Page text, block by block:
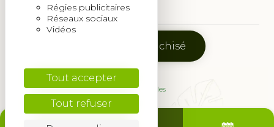
Régies publicitaires
Réseaux sociaux
Vidéos
Tout accepter
Tout refuser
Icône
Facebook
Icône
Instagram
Devenir franchisé
Mentions légales